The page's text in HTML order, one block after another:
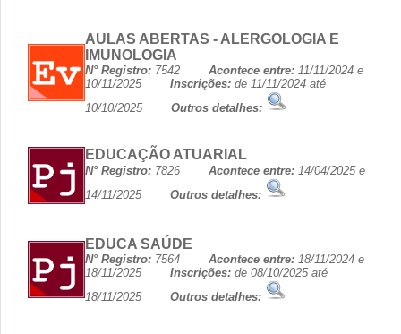
AULAS ABERTAS - ALERGOLOGIA E
IMUNOLOGIA
N° Registro: 7542 Acontece entre: 11/11/2024 e
10/11/2025 Inscrições: de 11/11/2024 até
10/10/2025 Outros detalhes:
EDUCAÇÃO ATUARIAL
N° Registro: 7826 Acontece entre: 14/04/2025 e
14/11/2025 Outros detalhes:
EDUCA SAÚDE
N° Registro: 7564 Acontece entre: 18/11/2024 e
18/11/2025 Inscrições: de 08/10/2025 até
18/11/2025 Outros detalhes: